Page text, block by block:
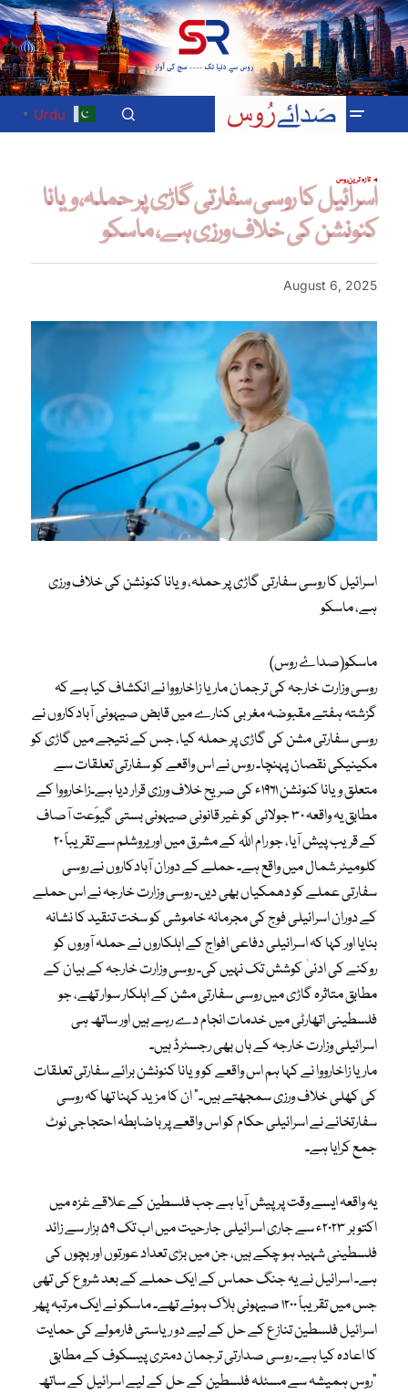
Urdu
▼
تازہ ترینروس
اسرائیل کا روسی سفارتی گاڑی پر حملہ، ویانا
کنونشن کی خلاف ورزی ہے، ماسکو
August 6, 2025
اسرائیل کا روسی سفارتی گاڑی پر حملہ، ویانا کنونشن کی خلاف ورزی
ہے، ماسکو
ماسکو(صداۓ روس)
روسی وزارت خارجہ کی ترجمان ماریا زاخارووا نے انکشاف کیا ہے کہ
گزشتہ ہفتے مقبوضہ مغربی کنارے میں قابض صیہونی آبادکاروں نے
روسی سفارتی مشن کی گاڑی پر حملہ کیا، جس کے نتیجے میں گاڑی کو
مکینیکی نقصان پہنچا۔ روس نے اس واقعے کو سفارتی تعلقات سے
متعلق ویانا کنونشن ۱۹۶۱ء کی صریح خلاف ورزی قرار دیا ہے۔زاخارووا کے
مطابق یہ واقعہ ۳۰ جولائی کو غیر قانونی صیہونی بستی گیوَعت آصاف
کے قریب پیش آیا، جو رام اللہ کے مشرق میں اور یروشلم سے تقریباً ۲۰
کلومیٹر شمال میں واقع ہے۔ حملے کے دوران آبادکاروں نے روسی
سفارتی عملے کو دھمکیاں بھی دیں۔ روسی وزارت خارجہ نے اس حملے
کے دوران اسرائیلی فوج کی مجرمانہ خاموشی کو سخت تنقید کا نشانہ
بنایا اور کہا کہ اسرائیلی دفاعی افواج کے اہلکاروں نے حملہ آوروں کو
روکنے کی ادنیٰ کوشش تک نہیں کی۔ روسی وزارت خارجہ کے بیان کے
مطابق متاثرہ گاڑی میں روسی سفارتی مشن کے اہلکار سوار تھے، جو
فلسطینی اتھارٹی میں خدمات انجام دے رہے ہیں اور ساتھ ہی
اسرائیلی وزارت خارجہ کے ہاں بھی رجسٹرڈ ہیں۔
ماریا زاخارووا نے کہا ہم اس واقعے کو ویانا کنونشن برائے سفارتی تعلقات
کی کھلی خلاف ورزی سمجھتے ہیں۔” ان کا مزید کہنا تھا کہ روسی
سفارتخانے نے اسرائیلی حکام کو اس واقعے پر باضابطہ احتجاجی نوٹ
جمع کرایا ہے۔
یہ واقعہ ایسے وقت پر پیش آیا ہے جب فلسطین کے علاقے غزہ میں
اکتوبر ۲۰۲۳ء سے جاری اسرائیلی جارحیت میں اب تک ۵۹ ہزار سے زائد
فلسطینی شہید ہو چکے ہیں، جن میں بڑی تعداد عورتوں اور بچوں کی
ہے۔ اسرائیل نے یہ جنگ حماس کے ایک حملے کے بعد شروع کی تھی
جس میں تقریباً ۱۲۰۰ صیہونی ہلاک ہوئے تھے۔ ماسکو نے ایک مرتبہ پھر
اسرائیل فلسطین تنازع کے حل کے لیے دو ریاستی فارمولے کی حمایت
کا اعادہ کیا ہے۔ روسی صدارتی ترجمان دمتری پیسکوف کے مطابق
“روس ہمیشہ سے مسئلہ فلسطین کے حل کے لیے اسرائیل کے ساتھ